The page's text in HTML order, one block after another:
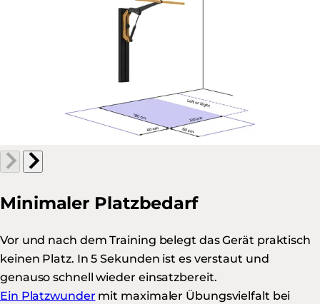
Minimaler Platzbedarf
Vor und nach dem Training belegt das Gerät praktisch
keinen Platz. In 5 Sekunden ist es verstaut und
genauso schnell wieder einsatzbereit.
Ein Platzwunder mit maximaler Übungsvielfalt bei